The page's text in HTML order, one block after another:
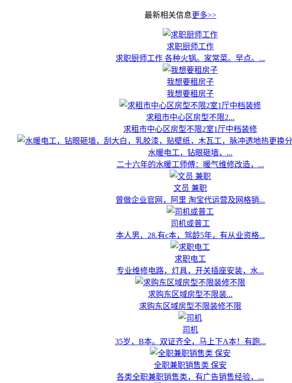
最新相关信息更多>>
求职厨师工作
求职厨师工作 各种火锅。家常菜。早点。...
我想要租房子
我想要租房子
求租市中心区房型不限2...
求租市中心区房型不限2室1厅中档装修
水暖电工，钻眼砸墙，...
二十六年的水暖工师傅：暖气维修改造，...
文员 兼职
曾做企业官网，阿里 淘宝代运营及网格销...
司机或普工
本人男，28.有c本，驾龄5年，有从业资格...
求职电工
专业维修电路，灯具，开关插座安装，水...
求购东区域房型不限装...
求购东区域房型不限装修不限
司机
35岁，B本。双证齐全，马上下A本！有跑...
全职兼职销售类 保安
各类全职兼职销售类，有广告销售经验，...